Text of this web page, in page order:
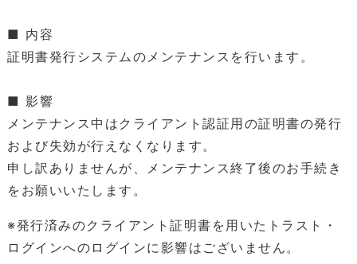
■ 内容
証明書発行システムのメンテナンスを行います。
■ 影響
メンテナンス中はクライアント認証用の証明書の発行
および失効が行えなくなります。
申し訳ありませんが、メンテナンス終了後のお手続き
をお願いいたします。
※発行済みのクライアント証明書を用いたトラスト・
ログインへのログインに影響はございません。